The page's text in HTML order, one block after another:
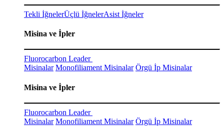
Tekli İğnelerÜçlü İğnelerAsist İğneler
Misina ve İpler
Fluorocarbon Leader
Misinalar Monofiliament Misinalar Örgü İp Misinalar
Misina ve İpler
Fluorocarbon Leader
Misinalar Monofiliament Misinalar Örgü İp Misinalar